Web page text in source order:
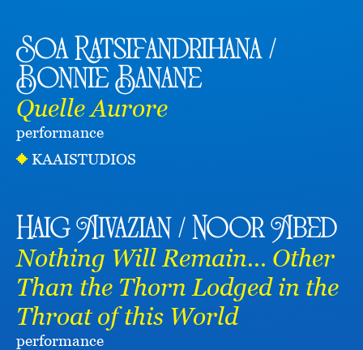
Soa Ratsifandrihana /
Bonnie Banane
Quelle Aurore
performance
KAAISTUDIOS
Haig Aivazian / Noor Abed
Nothing Will Remain… Other
Than the Thorn Lodged in the
Throat of this World
performance